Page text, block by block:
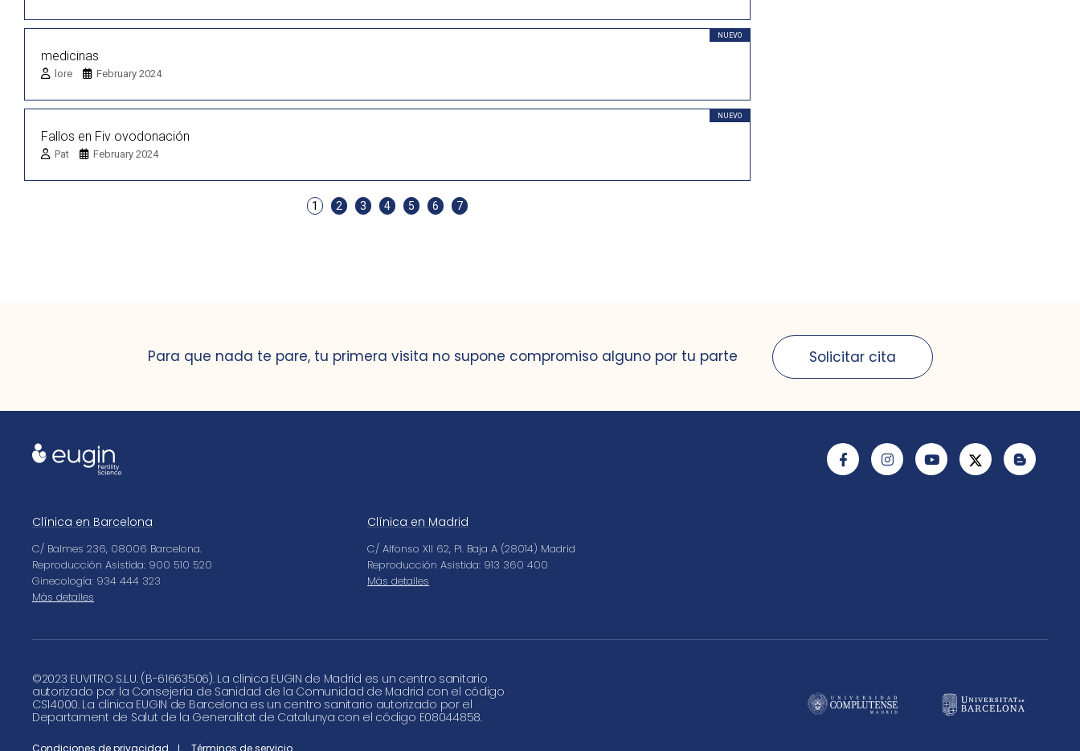
NUEVO
medicinas
lore February 2024
NUEVO
Fallos en Fiv ovodonación
Pat February 2024
1 2 3 4 5 6 7
Para que nada te pare, tu primera visita no supone compromiso alguno por tu parte Solicitar cita
Clínica en Barcelona
C/ Balmes 236, 08006 Barcelona.
Reproducción Asistida: 900 510 520
Ginecología: 934 444 323
Más detalles
Clínica en Madrid
C/ Alfonso XII 62, Pl. Baja A (28014) Madrid
Reproducción Asistida: 913 360 400
Más detalles
©2023 EUVITRO S.L.U. (B-61663506). La clínica EUGIN de Madrid es un centro sanitario
autorizado por la Consejería de Sanidad de la Comunidad de Madrid con el código
CS14000. La clínica EUGIN de Barcelona es un centro sanitario autorizado por el
Departament de Salut de la Generalitat de Catalunya con el código E08044858.
Condiciones de privacidad Términos de servicio